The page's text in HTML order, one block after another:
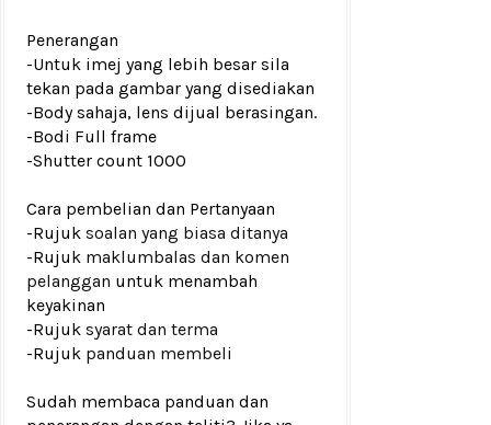
Penerangan
-Untuk imej yang lebih besar sila
tekan pada gambar yang disediakan
-Body sahaja, lens dijual berasingan.
-Bodi Full frame
-Shutter count 1000
Cara pembelian dan Pertanyaan
-Rujuk soalan yang biasa ditanya
-Rujuk maklumbalas dan komen
pelanggan untuk menambah
keyakinan
-Rujuk syarat dan terma
-Rujuk panduan membeli
Sudah membaca panduan dan